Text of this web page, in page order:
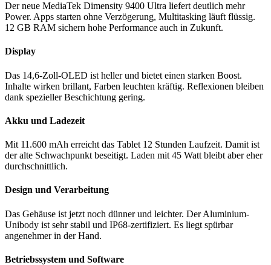
Der neue MediaTek Dimensity 9400 Ultra liefert deutlich mehr
Power. Apps starten ohne Verzögerung, Multitasking läuft flüssig.
12 GB RAM sichern hohe Performance auch in Zukunft.
Display
Das 14,6-Zoll-OLED ist heller und bietet einen starken Boost.
Inhalte wirken brillant, Farben leuchten kräftig. Reflexionen bleiben
dank spezieller Beschichtung gering.
Akku und Ladezeit
Mit 11.600 mAh erreicht das Tablet 12 Stunden Laufzeit. Damit ist
der alte Schwachpunkt beseitigt. Laden mit 45 Watt bleibt aber eher
durchschnittlich.
Design und Verarbeitung
Das Gehäuse ist jetzt noch dünner und leichter. Der Aluminium-
Unibody ist sehr stabil und IP68-zertifiziert. Es liegt spürbar
angenehmer in der Hand.
Betriebssystem und Software